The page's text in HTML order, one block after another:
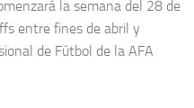
la semana del 28 de
entre fines de abril y
de Fútbol de la AFA